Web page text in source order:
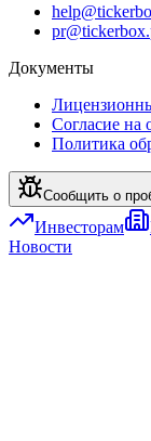
Документы
Согласие на
Политика
Сообщить о
Инвесторам
Новости